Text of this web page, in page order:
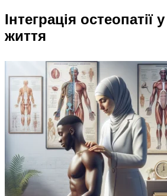
Інтеграція остеопатії
життя